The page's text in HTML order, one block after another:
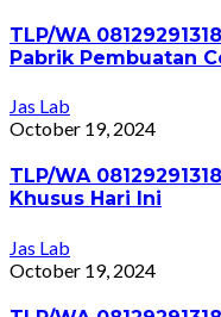
TLP/WA
Pabrik Pembuatan
Jas Lab
October 19, 2024
TLP/WA
Khusus Hari Ini
Jas Lab
October 19, 2024